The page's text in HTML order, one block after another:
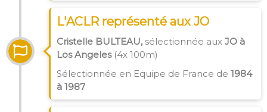
L'ACLR représenté aux JO
Cristelle BULTEAU, sélectionnée auxJO à
Los Angeles(4x 100m)
Sélectionnée en Equipe de France de1984
à 1987